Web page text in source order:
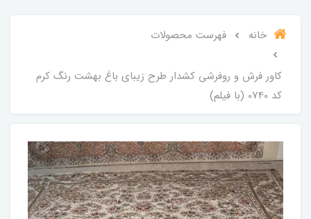
خانه فهرست محصولات
کاور فرش و روفرشی کشدار طرح زیبای باغ بهشت رنگ کرم
کد 0740 (با فیلم)